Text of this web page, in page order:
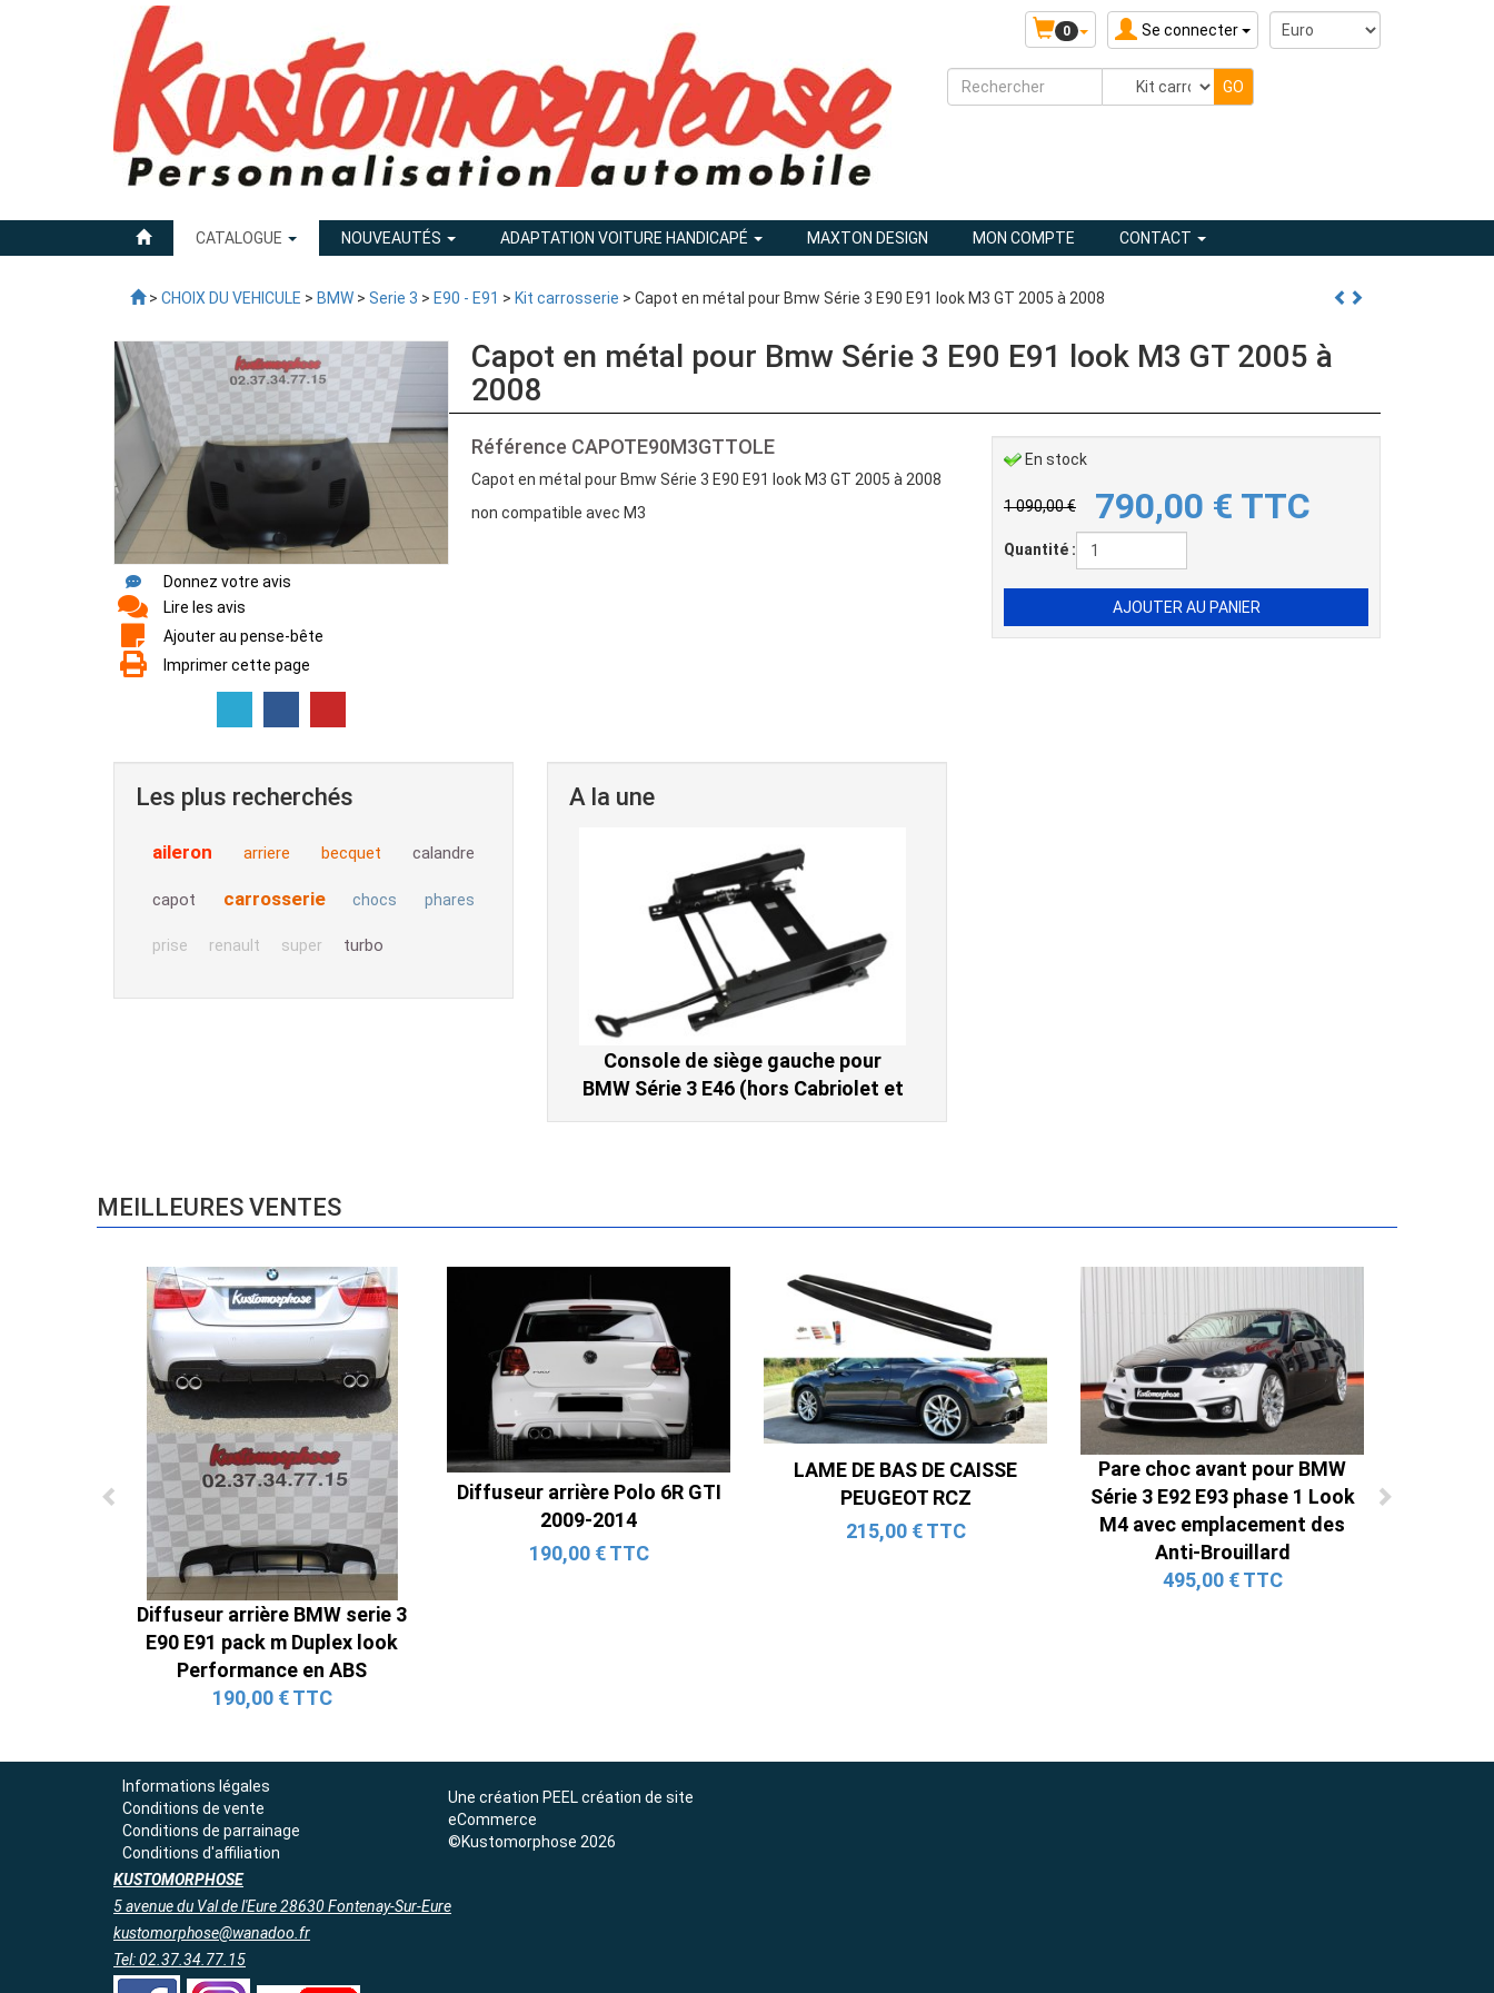
Se connecter
0
CATALOGUE NOUVEAUTÉS ADAPTATION VOITURE HANDICAPÉ MAXTON DESIGN MON COMPTE CONTACT
> CHOIX DU VEHICULE > BMW > Serie 3 > E90 - E91 > Kit carrosserie > Capot en métal pour Bmw Série 3 E90 E91 look M3 GT 2005 à 2008
Donnez votre avis
Lire les avis
Ajouter au pense-bête
Imprimer cette page
Capot en métal pour Bmw Série 3 E90 E91 look M3 GT 2005 à
2008
En stock
1 090,00 € 790,00 € TTC
Quantité :
Référence CAPOTE90M3GTTOLE
Capot en métal pour Bmw Série 3 E90 E91 look M3 GT 2005 à 2008
non compatible avec M3
Les plus recherchés
aileron arriere becquet calandre
capot carrosserie chocs phares
prise renault super turbo
A la une
Ligne Cat-Back Active 4 Sorties
avec Tube en H pour Ford Mustang
GT & V6 (2015-2023)
Console de siège gauche pour
BMW Série 3 E46 (hors Cabriolet et
MEILLEURES VENTES
Diffuseur arrière BMW serie 3
E90 E91 pack m Duplex look
Performance en ABS
190,00 € TTC
Diffuseur arrière Polo 6R GTI
2009-2014
190,00 € TTC
LAME DE BAS DE CAISSE
PEUGEOT RCZ
215,00 € TTC
Pare choc avant pour BMW
Série 3 E92 E93 phase 1 Look
M4 avec emplacement des
Anti-Brouillard
495,00 € TTC
Informations légales
Conditions de vente
Conditions de parrainage
Conditions d'affiliation
Une création PEEL création de site
eCommerce
©Kustomorphose 2026
KUSTOMORPHOSE
5 avenue du Val de l'Eure 28630 Fontenay-Sur-Eure
kustomorphose@wanadoo.fr
Tel: 02.37.34.77.15